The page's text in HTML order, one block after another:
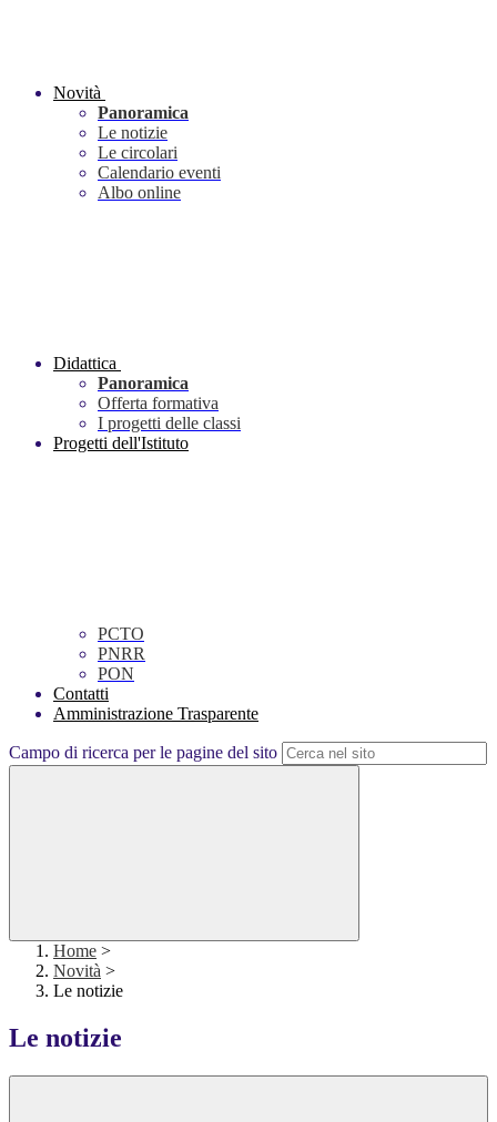
Novità
Panoramica
Le notizie
Le circolari
Calendario eventi
Albo online
Didattica
Panoramica
Offerta formativa
I progetti delle classi
Progetti dell'Istituto
PCTO
PNRR
PON
Contatti
Amministrazione Trasparente
Campo di ricerca per le pagine del sito
Home >
Novità >
Le notizie
Le notizie